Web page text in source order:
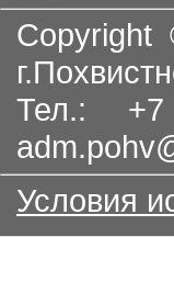
Copyright
Тел.:
Условия